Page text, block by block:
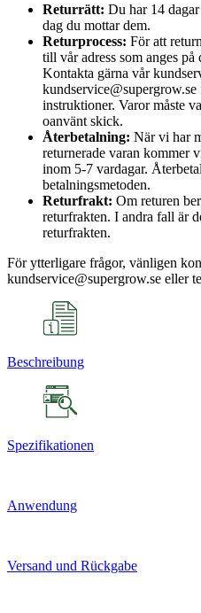
Returrätt: Du har 14
dag du mottar dem.
Returprocess: För att
till vår adress som anges
Kontakta gärna vår
instruktioner. Varor måste
oanvänt skick.
Återbetalning: När vi har
returnerade varan kommer
inom 5-7 vardagar.
betalningsmetoden.
Returfrakt: Om returen
returfrakten. I andra fall är
returfrakten.
För ytterligare frågor, vänligen
kundservice@supergrow.se eller
Beschreibung
Spezifikationen
Anwendung
Versand und Rückgabe